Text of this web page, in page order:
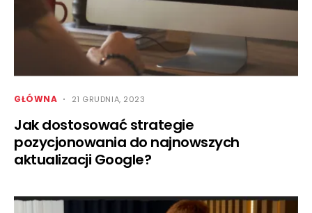
GŁÓWNA 21 GRUDNIA, 2023
Jak dostosować strategie
pozycjonowania do najnowszych
aktualizacji Google?